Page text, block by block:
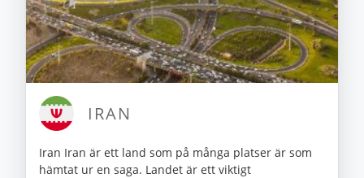
IRAN
Iran Iran är ett land som på många platser är som
hämtat ur en saga. Landet är ett viktigt